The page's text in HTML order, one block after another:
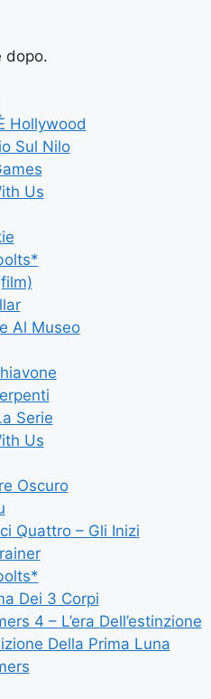
dopo.
Hollywood
Sul Nilo
Us
Al Museo
Serie
Us
Oscuro
Quattro – Gli Inizi
Dei 3 Corpi
4 – L’era Dell’estinzione
Della Prima Luna